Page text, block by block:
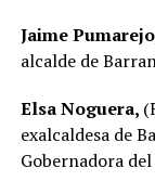
Jaime Pumarejo
alcalde de
Elsa Noguera,
exalcaldesa de
Gobernadora